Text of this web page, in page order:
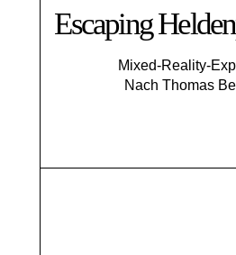
Escaping
Mixed-Reality-
Nach Thomas